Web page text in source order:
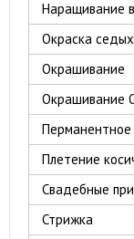
Наращивание
Окраска
Окрашивание
Окрашивание
Перманентное
Плетение
Свадебные
Стрижка